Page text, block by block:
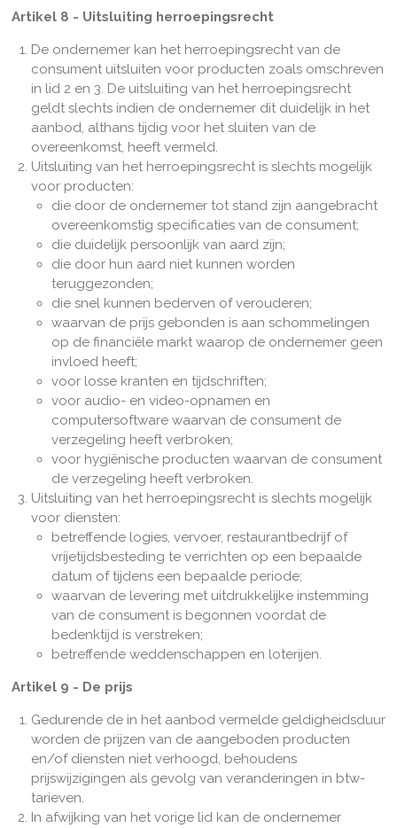
Artikel 8 - Uitsluiting herroepingsrecht
De ondernemer kan het herroepingsrecht van de
consument uitsluiten voor producten zoals omschreven
in lid 2 en 3. De uitsluiting van het herroepingsrecht
geldt slechts indien de ondernemer dit duidelijk in het
aanbod, althans tijdig voor het sluiten van de
overeenkomst, heeft vermeld.
Uitsluiting van het herroepingsrecht is slechts mogelijk
voor producten:
die door de ondernemer tot stand zijn aangebracht
overeenkomstig specificaties van de consument;
die duidelijk persoonlijk van aard zijn;
die door hun aard niet kunnen worden
teruggezonden;
die snel kunnen bederven of verouderen;
waarvan de prijs gebonden is aan schommelingen
op de financiële markt waarop de ondernemer geen
invloed heeft;
voor losse kranten en tijdschriften;
voor audio- en video-opnamen en
computersoftware waarvan de consument de
verzegeling heeft verbroken;
voor hygiënische producten waarvan de consument
de verzegeling heeft verbroken.
Uitsluiting van het herroepingsrecht is slechts mogelijk
voor diensten:
betreffende logies, vervoer, restaurantbedrijf of
vrijetijdsbesteding te verrichten op een bepaalde
datum of tijdens een bepaalde periode;
waarvan de levering met uitdrukkelijke instemming
van de consument is begonnen voordat de
bedenktijd is verstreken;
betreffende weddenschappen en loterijen.
Artikel 9 - De prijs
Gedurende de in het aanbod vermelde geldigheidsduur
worden de prijzen van de aangeboden producten
en/of diensten niet verhoogd, behoudens
prijswijzigingen als gevolg van veranderingen in btw-
tarieven.
In afwijking van het vorige lid kan de ondernemer